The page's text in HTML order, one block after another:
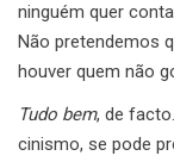
ninguém quer
Não pretendemos
houver quem não
Tudo bem, de
cinismo, se pode